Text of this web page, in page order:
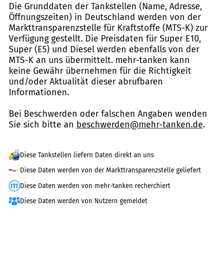
Die Grunddaten der Tankstellen (Name, Adresse,
Öffnungszeiten) in Deutschland werden von der
Markttransparenzstelle für Kraftstoffe (MTS-K) zur
Verfügung gestellt. Die Preisdaten für Super E10,
Super (E5) und Diesel werden ebenfalls von der
MTS-K an uns übermittelt. mehr-tanken kann
keine Gewähr übernehmen für die Richtigkeit
und/oder Aktualität dieser abrufbaren
Informationen.
Bei Beschwerden oder falschen Angaben wenden
Sie sich bitte an beschwerden@mehr-tanken.de.
Diese Tankstellen liefern Daten direkt an uns
Diese Daten werden von der Markttransparenzstelle geliefert
Diese Daten werden von mehr-tanken recherchiert
Diese Daten werden von Nutzern gemeldet